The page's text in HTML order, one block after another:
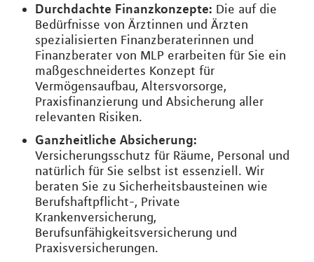
Durchdachte Finanzkonzepte: Die auf die
Bedürfnisse von Ärztinnen und Ärzten
spezialisierten Finanzberaterinnen und
Finanzberater von MLP erarbeiten für Sie ein
maßgeschneidertes Konzept für
Vermögensaufbau, Altersvorsorge,
Praxisfinanzierung und Absicherung aller
relevanten Risiken.
Ganzheitliche Absicherung:
Versicherungsschutz für Räume, Personal und
natürlich für Sie selbst ist essenziell. Wir
beraten Sie zu Sicherheitsbausteinen wie
Berufshaftpflicht-, Private
Krankenversicherung,
Berufsunfähigkeitsversicherung und
Praxisversicherungen.